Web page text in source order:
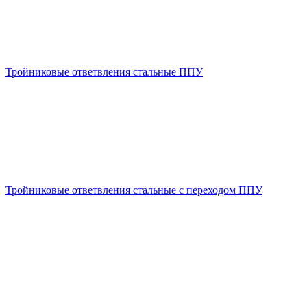
Тройниковые ответвления стальные ППУ
Тройниковые ответвления стальные с переходом ППУ